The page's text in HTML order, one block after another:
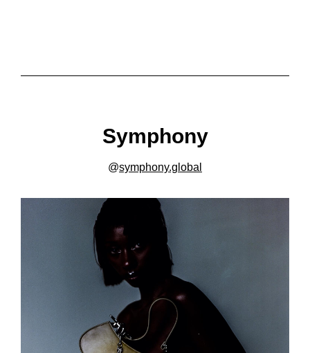
Symphony
@symphony.global